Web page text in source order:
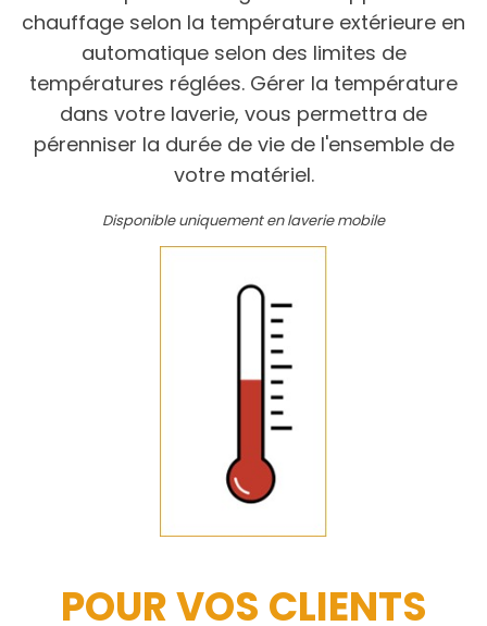
chauffage selon la température extérieure en
automatique selon des limites de
températures réglées. Gérer la température
dans votre laverie, vous permettra de
pérenniser la durée de vie de l'ensemble de
votre matériel.
Disponible uniquement en laverie mobile
POUR VOS CLIENTS